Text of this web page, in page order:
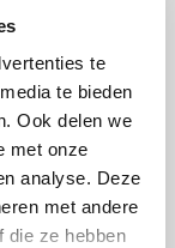
te
te bieden
Ook delen we
met onze
analyse. Deze
met andere
die ze hebben
Hotels.com